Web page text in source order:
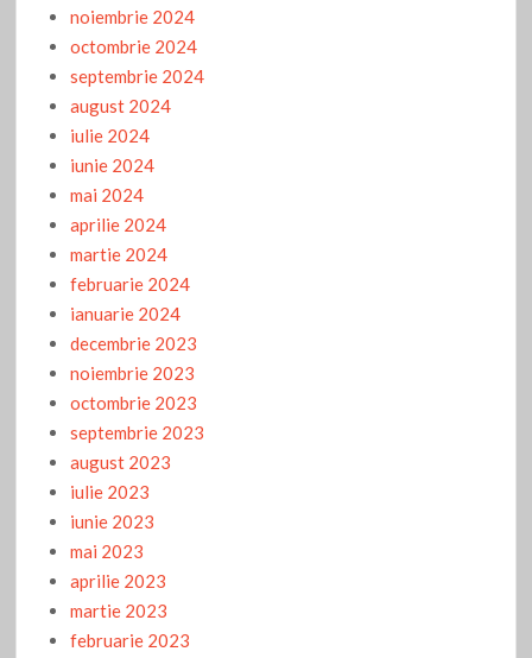
noiembrie 2024
octombrie 2024
septembrie 2024
august 2024
iulie 2024
iunie 2024
mai 2024
aprilie 2024
martie 2024
februarie 2024
ianuarie 2024
decembrie 2023
noiembrie 2023
octombrie 2023
septembrie 2023
august 2023
iulie 2023
iunie 2023
mai 2023
aprilie 2023
martie 2023
februarie 2023